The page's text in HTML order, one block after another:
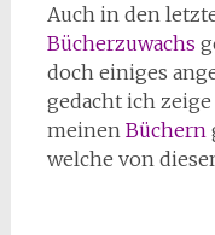
Auch in den
Bücherzuwachs
doch einiges
gedacht ich zeige
meinen Büchern
welche von